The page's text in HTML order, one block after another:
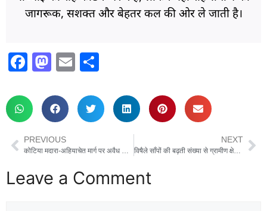
जागरूक, सशक्त और बेहतर कल की ओर ले जाती है।
F
c
e
b
o
o
M
st
o
d
o
n
E
ai
l
ar
e
PREVIOUS
कोटिया मदारा-अहियाचेत मार्ग पर अवैध कब्जा, ग्रामीणों की आवाज दबाने की कोशिश, प्रशासन से की गई कार्रवाई की मांग
NEXT
विषैले साँपों की बढ़ती संख्या से ग्रामीण क्षेत्रों में दहशत, ग्रामीणों ने स्वास्थ्य सुविधाएं बढ़ाने की मांग की
Leave a Comment